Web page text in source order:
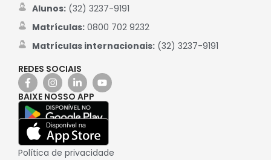
Alunos:(32) 3237-9191
Matrículas:0800 702 9232
Matrículas internacionais:(32) 3237-9191
REDES SOCIAIS
BAIXE NOSSO APP
Política de privacidade